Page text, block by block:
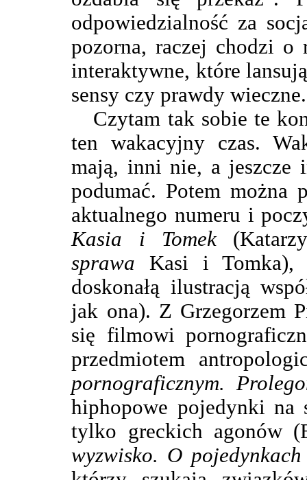
odpowiedzialność za
pozorna, raczej chodzi o
interaktywne, które
sensy czy prawdy wieczne.
Czytam tak sobie te
ten wakacyjny czas.
mają, inni nie, a jeszcze
podumać. Potem można
aktualnego numeru i
Kasia i Tomek
sprawa Kasi i Tomka),
doskonałą ilustracją
jak ona). Z Grzegorzem
się filmowi
przedmiotem
pornograficznym.
hiphopowe pojedynki na
tylko greckich agonów
wyzwisko. O